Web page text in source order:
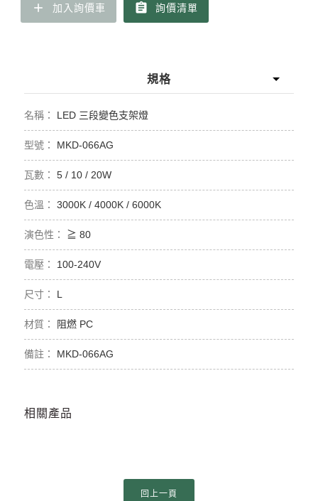
add 加入詢價車 assignment 詢價清單
規格
LED 三段變色支架燈
MKD-066AG
5 / 10 / 20W
3000K / 4000K / 6000K
≧ 80
100-240V
L
阻燃 PC
MKD-066AG
相關產品